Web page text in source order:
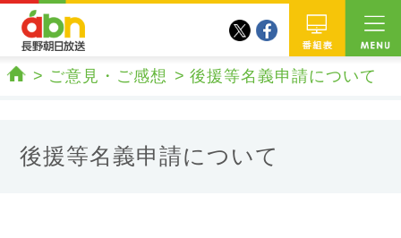
番組
twitterfacebook
ご意見・ご感想 後援等名義申請について
後援等名義申請について